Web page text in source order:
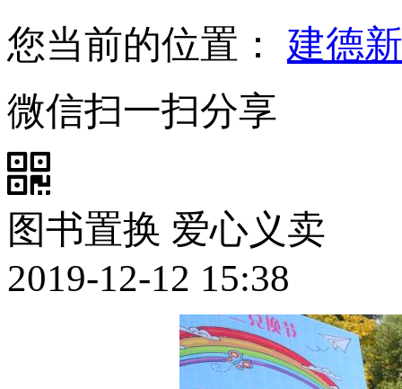
您当前的位置： 建德
微信扫一扫分享
图书置换 爱心义卖
2019-12-12 15:38